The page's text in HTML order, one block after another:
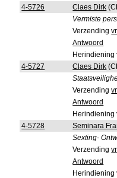
4-5726
Claes Dirk
Vermiste
Verzending
Antwoord
4-5727
Claes Dirk
Verzending
Antwoord
4-5728
Seminara
Sexting-
Verzending
Antwoord